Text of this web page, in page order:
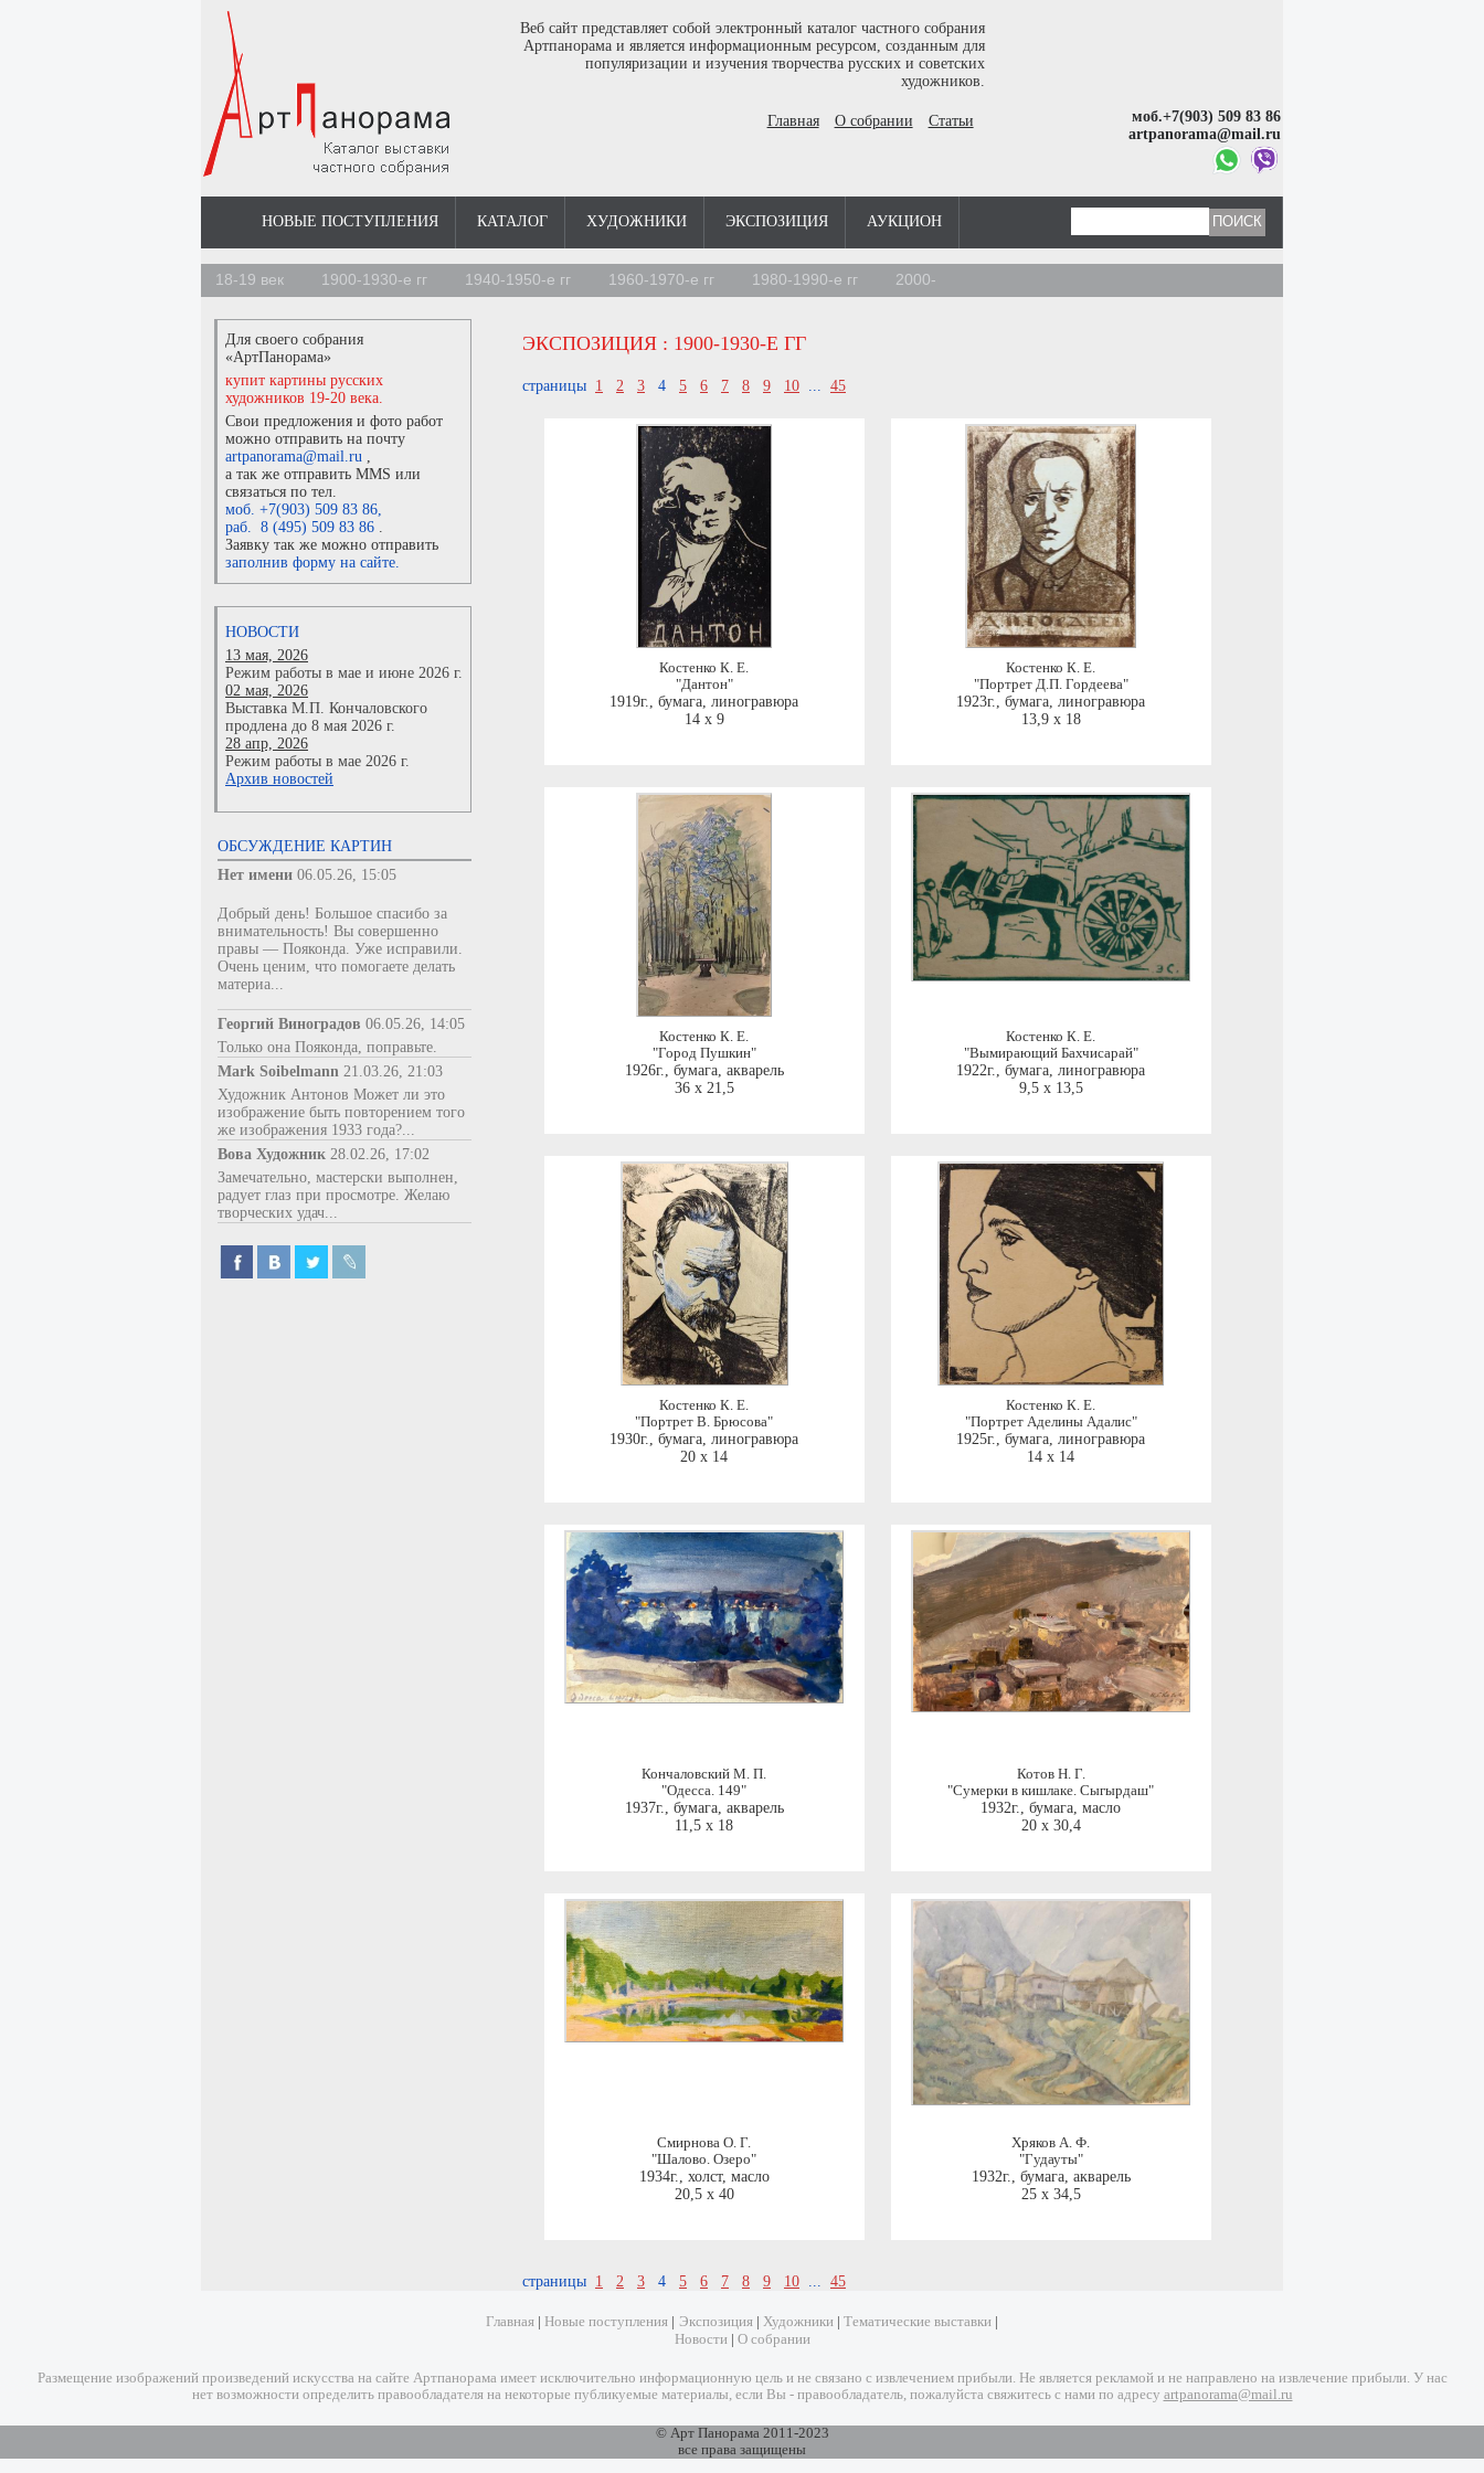
Веб сайт представляет собой электронный каталог частного собрания
Артпанорама и является информационным ресурсом, созданным для
популяризации и изучения творчества русских и советских
художников.
Главная О собрании Статьи
моб.+7(903) 509 83 86
artpanorama@mail.ru
НОВЫЕ ПОСТУПЛЕНИЯ КАТАЛОГ ХУДОЖНИКИ ЭКСПОЗИЦИЯ АУКЦИОН
18-19 век 1900-1930-е гг 1940-1950-е гг 1960-1970-е гг 1980-1990-е гг 2000-
Для своего собрания
«АртПанорама»
купит картины русских
художников 19-20 века.
Свои предложения и фото работ
можно отправить на почту
artpanorama@mail.ru ,
а так же отправить MMS или
связаться по тел.
моб. +7(903) 509 83 86,
раб. 8 (495) 509 83 86 .
Заявку так же можно отправить
заполнив форму на сайте.
НОВОСТИ
13 мая, 2026
Режим работы в мае и июне 2026 г.
02 мая, 2026
Выставка М.П. Кончаловского
продлена до 8 мая 2026 г.
28 апр, 2026
Режим работы в мае 2026 г.
Архив новостей
ОБСУЖДЕНИЕ КАРТИН
Нет имени 06.05.26, 15:05
Добрый день! Большое спасибо за
внимательность! Вы совершенно
правы — Пояконда. Уже исправили.
Очень ценим, что помогаете делать
материа...
Георгий Виноградов 06.05.26, 14:05
Только она Пояконда, поправьте.
Mark Soibelmann 21.03.26, 21:03
Художник Антонов Может ли это
изображение быть повторением того
же изображения 1933 года?...
Вова Художник 28.02.26, 17:02
Замечательно, мастерски выполнен,
радует глаз при просмотре. Желаю
творческих удач...
ЭКСПОЗИЦИЯ : 1900-1930-Е ГГ
страницы 1 2 3 4 5 6 7 8 9 10 ... 45
Костенко К. Е.
"Дантон"
1919г., бумага, линогравюра
14 x 9
Костенко К. Е.
"Портрет Д.П. Гордеева"
1923г., бумага, линогравюра
13,9 x 18
Костенко К. Е.
"Город Пушкин"
1926г., бумага, акварель
36 x 21,5
Костенко К. Е.
"Вымирающий Бахчисарай"
1922г., бумага, линогравюра
9,5 x 13,5
Костенко К. Е.
"Портрет В. Брюсова"
1930г., бумага, линогравюра
20 x 14
Костенко К. Е.
"Портрет Аделины Адалис"
1925г., бумага, линогравюра
14 x 14
Кончаловский М. П.
"Одесса. 149"
1937г., бумага, акварель
11,5 x 18
Котов Н. Г.
"Сумерки в кишлаке. Сыгырдаш"
1932г., бумага, масло
20 x 30,4
Смирнова О. Г.
"Шалово. Озеро"
1934г., холст, масло
20,5 x 40
Хряков А. Ф.
"Гудауты"
1932г., бумага, акварель
25 x 34,5
страницы 1 2 3 4 5 6 7 8 9 10 ... 45
Главная Новые поступления Экспозиция Художники Тематические выставки
Новости| О собрании
Размещение изображений произведений искусства на сайте Артпанорама имеет исключительно информационную цель и не связано с извлечением прибыли. Не является рекламой и не направлено на извлечение прибыли. У нас
нет возможности определить правообладателя на некоторые публикуемые материалы, если Вы - правообладатель, пожалуйста свяжитесь с нами по адресу artpanorama@mail.ru
© Арт Панорама 2011-2023
все права защищены